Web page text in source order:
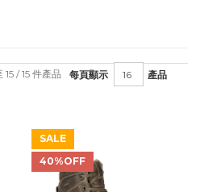
每頁顯示 產品
15 / 15 件產品
SALE
40%OFF